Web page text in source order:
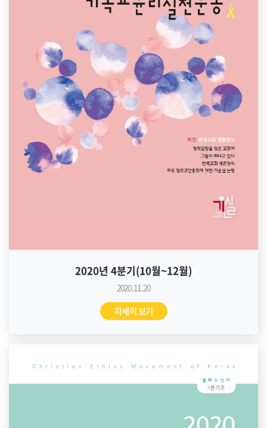
2020년 4분기(10월~12월)
2020.11.20
자세히 보기